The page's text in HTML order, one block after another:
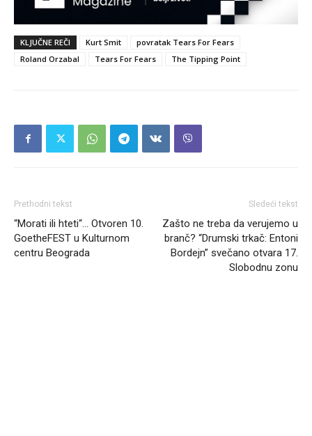
KLJUČNE REČI Kurt Smit
povratak Tears For Fears
Roland Orzabal
Tears For Fears The Tipping Point
Prethodni tekst
“Morati ili hteti“… Otvoren 10.
GoetheFEST u Kulturnom
centru Beograda
Sledeći tekst
Zašto ne treba da verujemo u
branč? “Drumski trkač: Entoni
Bordejn” svečano otvara 17.
Slobodnu zonu